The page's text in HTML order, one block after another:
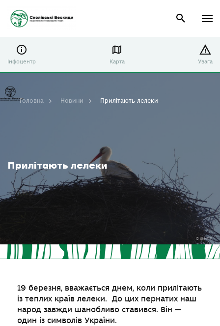
Інфоцентр Карта Увага
Прилітають лелеки
Головна Новини Прилітають лелеки
© @НПП
19 березня, вважається днем, коли прилітають
із теплих країв лелеки. До цих пернатих наш
народ завжди шанобливо ставився. Він —
один із символів України.